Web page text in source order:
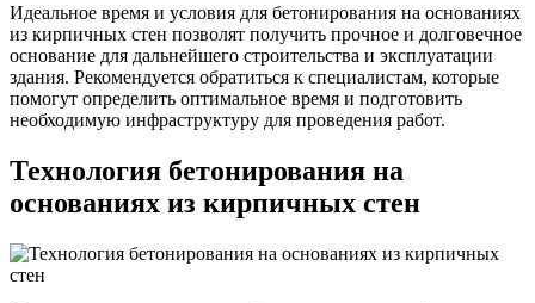
Идеальное время и условия для бетонирования на основаниях
из кирпичных стен позволят получить прочное и долговечное
основание для дальнейшего строительства и эксплуатации
здания. Рекомендуется обратиться к специалистам, которые
помогут определить оптимальное время и подготовить
необходимую инфраструктуру для проведения работ.
Технология бетонирования на
основаниях из кирпичных стен